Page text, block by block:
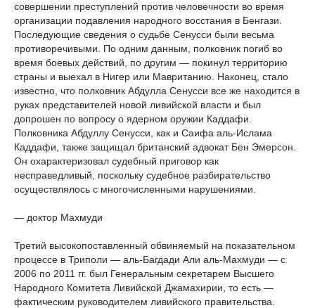
совершении преступлений против человечности во время
организации подавления народного восстания в Бенгази.
Последующие сведения о судьбе Сенусси были весьма
противоречивыми. По одним данным, полковник погиб во
время боевых действий, по другим — покинул территорию
страны и выехал в Нигер или Мавританию. Наконец, стало
известно, что полковник Абдулла Сенусси все же находится в
руках представителей новой ливийской власти и был
допрошен по вопросу о ядерном оружии Каддафи.
Полковника Абдуллу Сенусси, как и Саифа аль-Ислама
Каддафи, также защищал британский адвокат Бен Эмерсон.
Он охарактеризовал судебный приговор как
несправедливый, поскольку судебное разбирательство
осуществлялось с многочисленными нарушениями.
— доктор Махмуди
Третий высокопоставленный обвиняемый на показательном
процессе в Триполи — аль-Багдади Али аль-Махмуди — с
2006 по 2011 гг. был Генеральным секретарем Высшего
Народного Комитета Ливийской Джамахирии, то есть —
фактическим руководителем ливийского правительства.